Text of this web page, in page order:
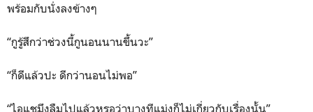
พร้อมกับนั่งลงข้างๆ
“กูรู้สึกว่าช่วงนี้กูนอนนานขึ้นวะ”
“ก็ดีแล้วปะ ดีกว่านอนไม่พอ”
“ไอแชมึงลืมไปแล้วหรอว่าบางทีแม่งก็ไม่เกี่ยวกับเรื่องนั้น”